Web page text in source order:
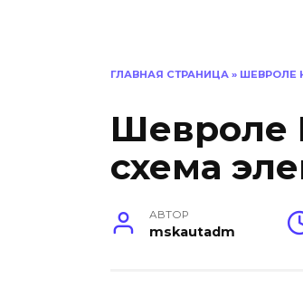
ГЛАВНАЯ СТРАНИЦА » ШЕВРОЛЕ
Шевроле
схема
АВТОР
mskautadm